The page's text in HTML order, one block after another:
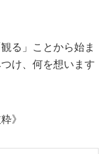
る」ことから始ま
け、何を想います
》